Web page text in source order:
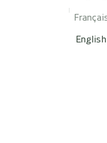
English